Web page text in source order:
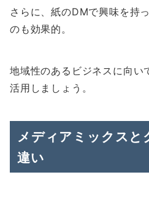
さらに、紙のDMで興味を持
のも効果的。
地域性のあるビジネスに向い
活用しましょう。
メディアミックスと
違い